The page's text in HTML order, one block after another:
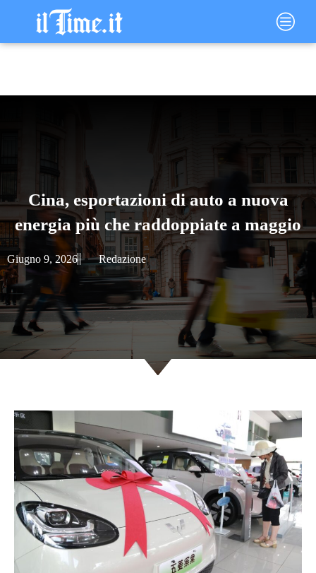
contenuto
Main
Menu
Cina, esportazioni di auto a nuova
energia più che raddoppiate a maggio
Giugno 9, 2026 Redazione